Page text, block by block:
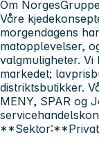
Om
Våre
morgendagens
matopplevelser,
valgmuligheter.
markedet;
distriktsbutikker.
MENY, SPAR og
**Sektor:**Privat